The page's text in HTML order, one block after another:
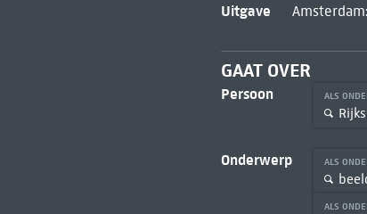
Uitgave
GAAT OVER
Persoon ALS
Onderwerp ALS
ALS